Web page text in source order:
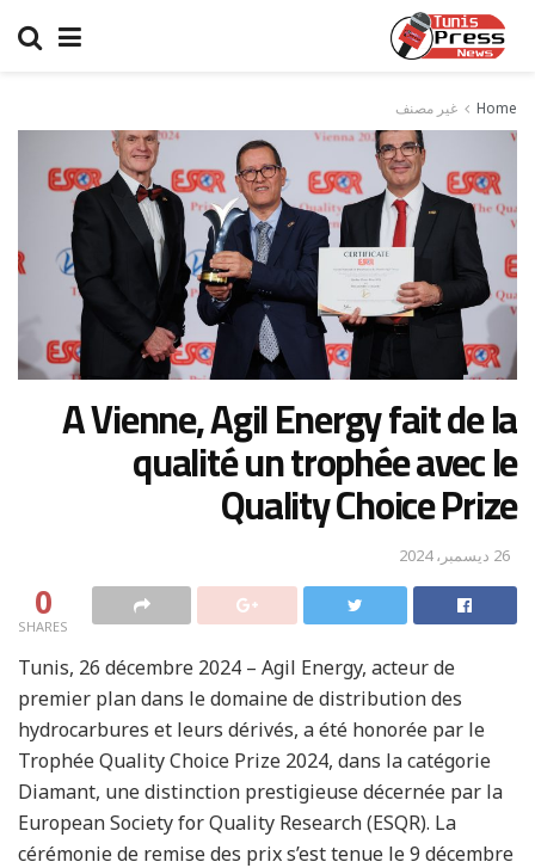
Home غير مصنف
A Vienne, Agil Energy fait de la
qualité un trophée avec le
Quality Choice Prize
26 ديسمبر، 2024
0
SHARES
Tunis, 26 décembre 2024 – Agil Energy, acteur de
premier plan dans le domaine de distribution des
hydrocarbures et leurs dérivés, a été honorée par le
Trophée Quality Choice Prize 2024, dans la catégorie
Diamant, une distinction prestigieuse décernée par la
European Society for Quality Research (ESQR). La
cérémonie de remise des prix s’est tenue le 9 décembre